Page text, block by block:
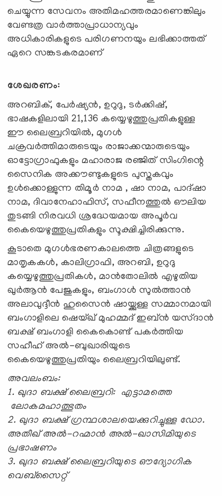
ചെയ്യുന്ന സേവനം അതിമഹത്തരമാണെങ്കിലും
വേണ്ടത്ര വാര്‍ത്താപ്രാധാന്യവും
അധികാരികളുടെ പരിഗണനയും ലഭിക്കാത്തത്
ഏറെ സങ്കടകരമാണ്
ശേഖരണം:
അറബിക്, പേർഷ്യൻ, ഉറുദു, ടർക്കിഷ്,
ഭാഷകളിലായി 21,136 കയ്യെഴുത്തുപ്രതികളുള്ള
ഈ ലൈബ്രറിയില്‍, മുഗൾ
ചക്രവർത്തിമാരുടെയും രാജാക്കന്മാരുടെയും
ഓട്ടോഗ്രാഫുകളും മഹാരാജ രഞ്ജിത് സിംഗിന്റെ
സൈനിക അക്കൗണ്ടുകളുടെ പുസ്തകവും
ഉൾക്കൊള്ളുന്ന തിമൂർ നാമ , ഷാ നാമ, പാദ്ഷാ
നാമ, ദിവാനേഹാഫിസ്, സഫീനത്തുൽ ഔലിയ
തുടങ്ങി നിരവധി ശ്രദ്ധേയമായ അപൂർവ
കൈയെഴുത്തുപ്രതികളും സൂക്ഷിച്ചിരിക്കുന്നു.
കൂടാതെ മുഗൾഭരണകാലത്തെ ചിത്രങ്ങളുടെ
മാതൃകകൾ, കാലിഗ്രാഫി, അറബി, ഉറുദു
കയ്യെഴുത്തുപ്രതികൾ, മാന്‍തോലിൽ എഴുതിയ
ഖുർആൻ പേജുകളും, ബംഗാൾ സുൽത്താൻ
അലാവുദ്ദീൻ ഹുസൈൻ ഷായ്ക്കുള്ള സമ്മാനമായി
ബംഗാളിലെ ഷെയ്ഖ് മുഹമ്മദ് ഇബ്ൻ യസ്ദാൻ
ബക്ഷ് ബംഗാളി കൈകൊണ്ട് പകർത്തിയ
സഹീഹ് അൽ-ബുഖാരിയുടെ
കൈയെഴുത്തുപ്രതിയും ലൈബ്രറിയിലുണ്ട്.
അവലംബം:
1. ഖുദാ ബക്ഷ് ലൈബ്രറി: എട്ടാമത്തെ
ലോകമഹാത്ഭുതം
2. ഖുദാ ബക്ഷ് ഗ്രന്ഥശാലയെക്കുറിച്ചുള്ള ഡോ.
അതീഖ് അൽ-റഹ്മാൻ അൽ-ഖാസിമിയുടെ
പ്രഭാഷണം
3. ഖുദാ ബക്ഷ് ലൈബ്രറിയുടെ ഔദ്യോഗിക
വെബ്സൈറ്റ്